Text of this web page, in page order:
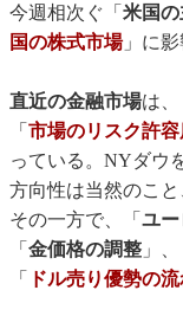
今週相次ぐ「 米国
国の株式市場」に影
直近の金融市場は、
「 市場のリスク許
っている。NYダウ
方向性は当然のこ
その一方で、「 ユー
「 金価格の調整 」、
「
ドル売り優勢の